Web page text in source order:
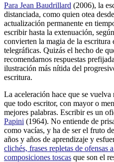
Para Jean Baudrillard (2006), la
distanciada, como quien otea
actualización permanente en
escribir hasta la extenuación,
convierten la magia de la escritura
telegráficas. Quizás el hecho de
recomendarnos respuestas
ilustración más nítida del
escritura.
La aceleración hace que se
que todo escritor, con mayor o
mejores palabras. Escribir es un
Papini (1964). No entiende de
como vacías, y ha de ser el fruto
años y años de aprendizaje y
clichés, frases repletas de ofensas
composiciones toscas que son el